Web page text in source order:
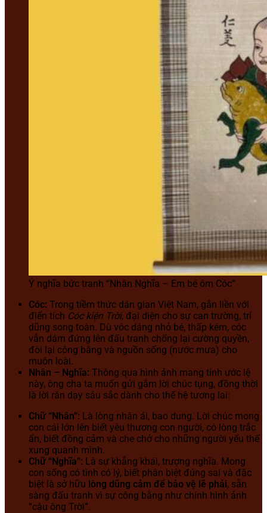
Ý nghĩa bức tranh “Nhân Nghĩa – Em bé ôm Cóc”
Cóc: Trong tiềm thức dân gian Việt Nam, gắn liền với
điển tích Cóc kiện Trời, đại diện cho sự can trường, trí
dũng song toàn. Dù vóc dáng nhỏ bé, thấp kém, cóc
vẫn dám đứng lên đấu tranh chống lại cường quyền,
đòi lại công bằng và nguồn sống (nước mưa) cho
muôn loài.
Nhân – Nghĩa: Thông qua hình ảnh mang tính ước lệ
này, ông cha ta muốn gửi gắm lời chúc tụng, đồng thời
là lời răn dạy sâu sắc dành cho thế hệ tương lai:
Chữ “Nhân”: Là lòng nhân ái, bao dung. Lời chúc mong
con cái lớn lên biết yêu thương con người, có lòng trắc
ẩn, biết đồng cảm và che chở cho những người yếu thế
xung quanh mình.
Chữ “Nghĩa”: Là sự khẳng khái, trượng nghĩa. Mong
con sống có tình có lý, biết phân biệt đúng sai và đặc
biệt là sở hữu lòng dũng cảm để bảo vệ lẽ phải, sẵn
sàng đấu tranh vì sự công bằng như chính hình ảnh
“cậu ông Trời”.